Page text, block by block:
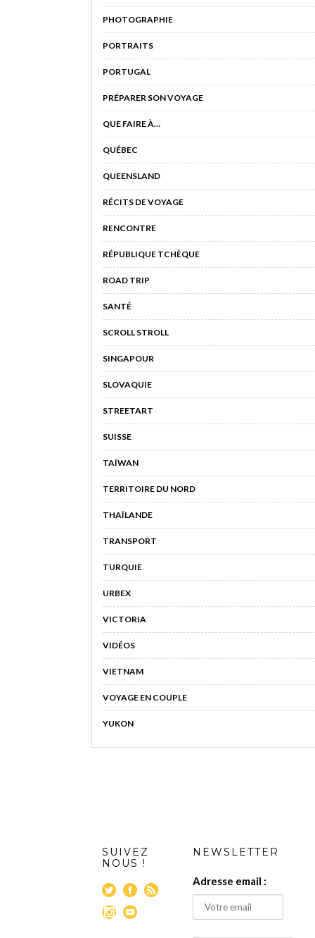
PHOTOGRAPHIE
PORTRAITS
PORTUGAL
PRÉPARER SON VOYAGE
QUE FAIRE À…
QUÉBEC
QUEENSLAND
RÉCITS DE VOYAGE
RENCONTRE
RÉPUBLIQUE TCHÈQUE
ROAD TRIP
SANTÉ
SCROLL STROLL
SINGAPOUR
SLOVAQUIE
STREETART
SUISSE
TAÏWAN
TERRITOIRE DU NORD
THAÏLANDE
TRANSPORT
TURQUIE
URBEX
VICTORIA
VIDÉOS
VIETNAM
VOYAGE EN COUPLE
YUKON
SUIVEZ
NOUS !
NEWSLETTER
Adresse email :